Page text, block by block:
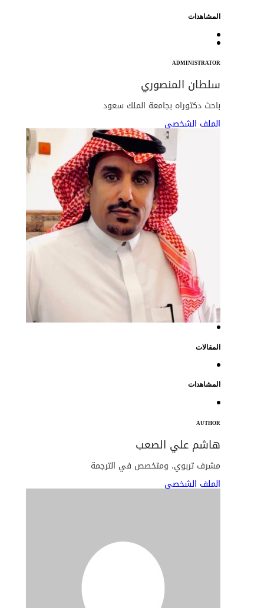
المشاهدات
ADMINISTRATOR
سلطان المنصوري
باحث دكتوراه بجامعة الملك سعود
الملف الشخصي
المقالات
المشاهدات
AUTHOR
هاشم علي الصعب
مشرف تربوي، ومتخصص في الترجمة
الملف الشخصي